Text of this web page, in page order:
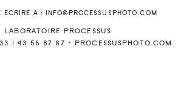
À : INFO@PROCESSUSPHOTO.COM
PROCESSUS
1 43 56 87 87 – PROCESSUSPHOTO.COM